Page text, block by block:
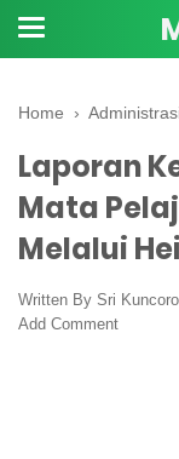
Home ›
Laporan
Mata
Melalui
Written By Sri
Add Comment